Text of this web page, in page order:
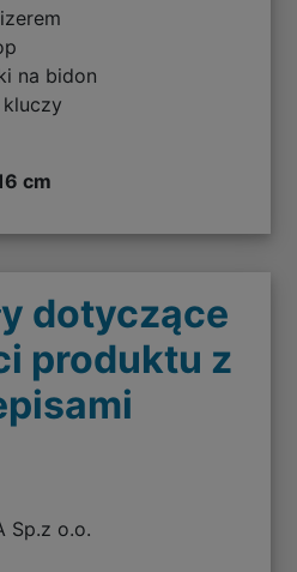
na bidon
cm
dotyczące
produktu z
Sp.z o.o.